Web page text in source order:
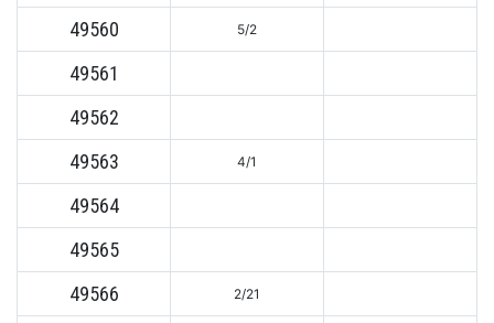
49560
5/2
49561
49562
49563
4/1
49564
49565
49566
2/21